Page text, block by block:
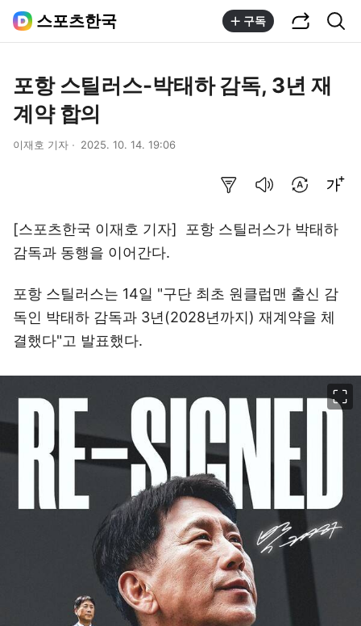
스포츠한국 구독
포항 스틸러스-박태하 감독, 3년 재
계약 합의
이재호 기자 2025. 10. 14. 19:06
[스포츠한국 이재호 기자] 포항 스틸러스가 박태하
감독과 동행을 이어간다.
포항 스틸러스는 14일 "구단 최초 원클럽맨 출신 감
독인 박태하 감독과 3년(2028년까지) 재계약을 체
결했다"고 발표했다.